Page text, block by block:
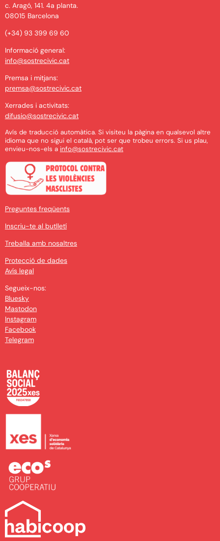
c. Aragó, 141. 4a planta.
08015 Barcelona
(+34) 93 399 69 60
Informació general:
info@sostrecivic.cat
Premsa i mitjans:
premsa@sostrecivic.cat
Xerrades i activitats:
difusio@sostrecivic.cat
Avís de traducció automàtica. Si visiteu la pàgina en qualsevol altre
idioma que no sigui el català, pot ser que trobeu errors. Si us plau,
envieu-nos-els a info@sostrecivic.cat
Preguntes freqüents
Inscriu-te al butlletí
Treballa amb nosaltres
Protecció de dades
Avís legal
Segueix-nos:
Bluesky
Mastodon
Instagram
Facebook
Telegram